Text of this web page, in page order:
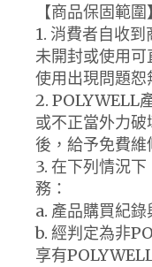
【商品保固範圍】
1. 消費者自收
未開封或使用
使用出現問題恕
2. POLYWELL
或不正當外力
後，給予免費維
3. 在下列情況
務：
a. 產品購買紀錄
b. 經判定為非
享有